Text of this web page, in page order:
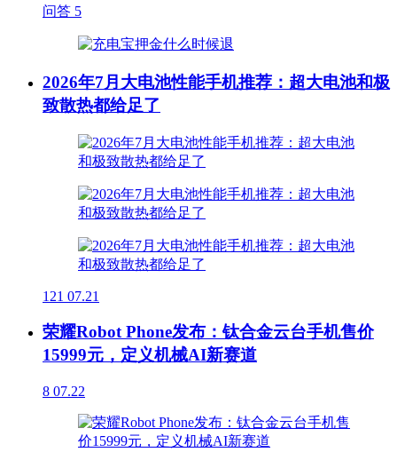
问答 5
2026年7月大电池性能手机推荐：超大电池和极
致散热都给足了
121 07.21
荣耀Robot Phone发布：钛合金云台手机售价
15999元，定义机械AI新赛道
8 07.22